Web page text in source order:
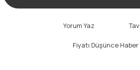
Yorum Yaz
Fiyatı Düşünce Haber